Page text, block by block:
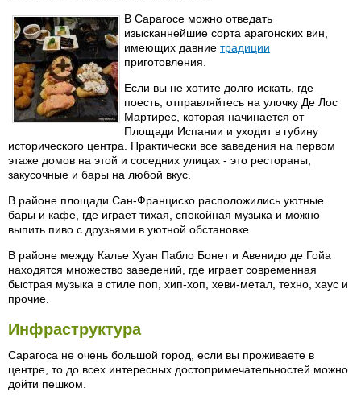
В Сарагосе можно отведать
изысканнейшие сорта арагонских вин,
имеющих давние традиции
приготовления.
Если вы не хотите долго искать, где
поесть, отправляйтесь на улочку Де Лос
Мартирес, которая начинается от
Площади Испании и уходит в губину
исторического центра. Практически все заведения на первом
этаже домов на этой и соседних улицах - это рестораны,
закусочные и бары на любой вкус.
В районе площади Сан-Франциско расположились уютные
бары и кафе, где играет тихая, спокойная музыка и можно
выпить пиво с друзьями в уютной обстановке.
В районе между Калье Хуан Пабло Бонет и Авенидо де Гойа
находятся множество заведений, где играет современная
быстрая музыка в стиле поп, хип-хоп, хеви-метал, техно, хаус и
прочие.
Инфраструктура
Сарагоса не очень большой город, если вы проживаете в
центре, то до всех интересных достопримечательностей можно
дойти пешком.